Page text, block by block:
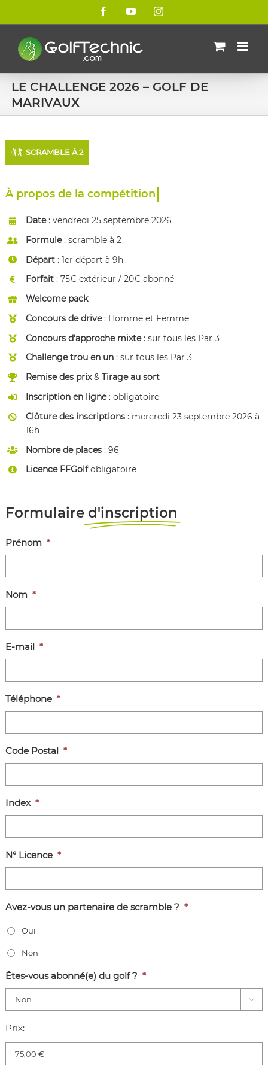
au
contenu
FacebookYouTubeInstagram
LE CHALLENGE 2026 – GOLF DE
MARIVAUX
🏌️🏌️ SCRAMBLE À 2
À propos
Date: vendredi 25 septembre 2026
Formule: scramble à 2
Départ: 1er départ à 9h
Forfait: 75€ extérieur / 20€ abonné
Welcome pack
Concours de drive: Homme et Femme
Concours d’approche mixte: sur tous les Par 3
Challenge trou en un: sur tous les Par 3
Remise des prix& Tirage au sort
Inscription en ligne: obligatoire
Clôture des inscriptions: mercredi 23 septembre 2026 à
16h
Nombre de places: 96
Licence FFGolfobligatoire
Formulaire d'inscription
Prénom *
Nom *
E-mail *
Téléphone *
Code Postal *
Index *
N° Licence *
Avez-vous un partenaire de scramble ? *
Oui
Non
Êtes-vous abonné(e) du golf ? *

Prix
l'inscription
(Green
Prix: